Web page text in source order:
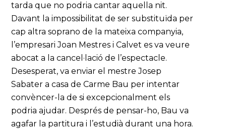
tarda que no podria cantar aquella nit.
Davant la impossibilitat de ser substituïda per
cap altra soprano de la mateixa companyia,
l’empresari Joan Mestres i Calvet es va veure
abocat a la cancel·lació de l’espectacle.
Desesperat, va enviar el mestre Josep
Sabater a casa de Carme Bau per intentar
convèncer-la de si excepcionalment els
podria ajudar. Després de pensar-ho, Bau va
agafar la partitura i l’estudià durant una hora.